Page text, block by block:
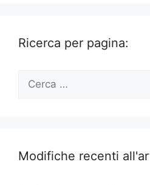
Ricerca per pagina:
Ricerca
Modifiche recenti